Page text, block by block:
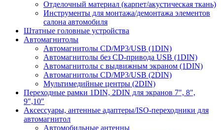
Отделочный материал (карпет/акустическая ткань)
Инструменты для монтажа/демонтажа элементов
салона автомобиля
Штатные головные устройства
Автомагнитолы
Автомагнитолы CD/MP3/USB (1DIN)
Автомагнитолы без CD-привода USB (1DIN)
Автомагнитолы с выдвижным экраном (1DIN)
Автомагнитолы CD/MP3/USB (2DIN)
Мультимедийные центры (2DIN)
Переходные рамки 1DIN, 2DIN для экранов 7", 8",
9",10"
Аксессуары, антенные адаптеры/ISO-переходники для
автомагнитол
Автомобильные антенны